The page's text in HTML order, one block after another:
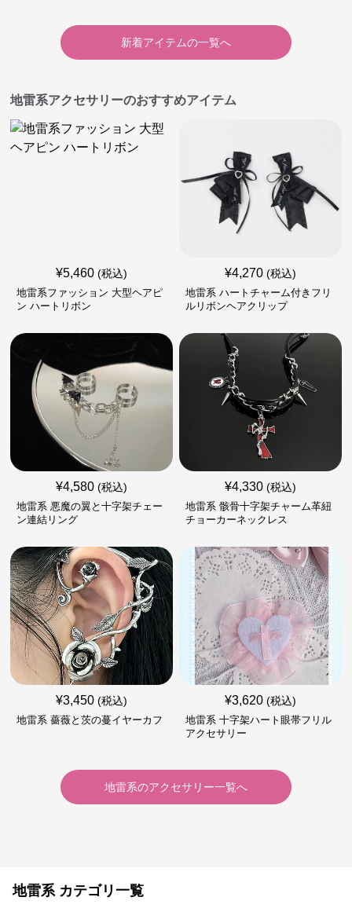
新着アイテムの一覧へ
地雷系アクセサリーのおすすめアイテム
¥5,460 (税込)
地雷系ファッション 大型ヘアピ
ン ハートリボン
¥4,270 (税込)
地雷系 ハートチャーム付きフリ
ルリボンヘアクリップ
¥4,580 (税込)
地雷系 悪魔の翼と十字架チェー
ン連結リング
¥4,330 (税込)
地雷系 骸骨十字架チャーム革紐
チョーカーネックレス
¥3,450 (税込)
地雷系 薔薇と茨の蔓イヤーカフ
¥3,620 (税込)
地雷系 十字架ハート眼帯フリル
アクセサリー
地雷系のアクセサリー一覧へ
地雷系 カテゴリ一覧